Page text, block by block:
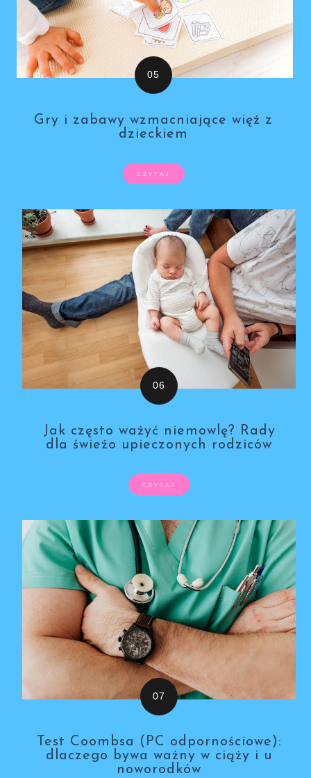
Gry i zabawy wzmacniające więź z
dzieckiem
CZYTAJ
Jak często ważyć niemowlę? Rady
dla świeżo upieczonych rodziców
CZYTAJ
Test Coombsa (PC odpornościowe):
dlaczego bywa ważny w ciąży i u
noworodków